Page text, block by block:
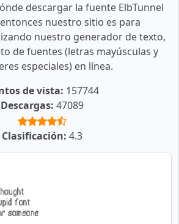
descargar la fuente ElbTunnel
nuestro sitio es para
nuestro generador de texto,
de fuentes (letras mayúsculas y
especiales) en línea.
de vista: 157744
Descargas: 47089
Clasificación: 4.3